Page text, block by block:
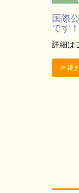
国際
です
詳細は
続